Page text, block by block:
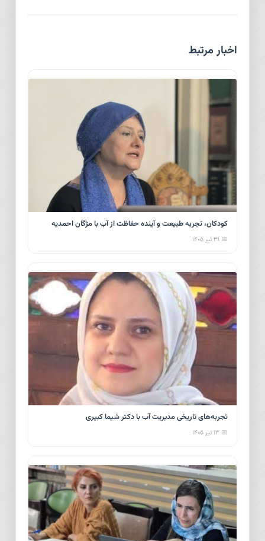
اخبار مرتبط
کودکان، تجربه طبیعت و آینده حفاظت از آب با مژگان احمدیه
📅 ۳۱ تیر ۱۴۰۵
تجربه‌های تاریخی مدیریت آب با دکتر شیما کبیری
📅 ۱۳ تیر ۱۴۰۵